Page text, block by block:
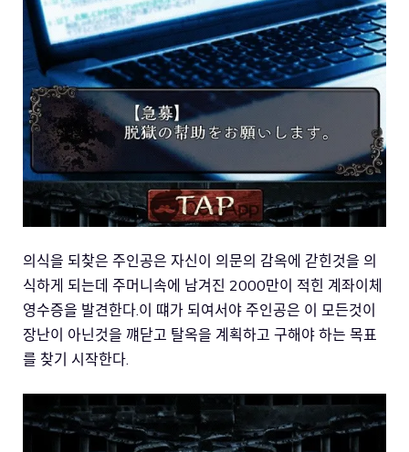
의식을 되찾은 주인공은 자신이 의문의 감옥에 갇힌것을 의
식하게 되는데 주머니속에 남겨진 2000만이 적힌 계좌이체
영수증을 발견한다.이 떄가 되여서야 주인공은 이 모든것이
장난이 아닌것을 꺠닫고 탈옥을 계획하고 구해야 하는 목표
를 찾기 시작한다.